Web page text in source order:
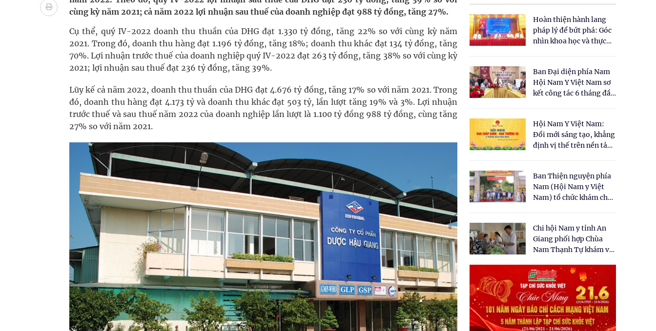
Vương Thành Công: Khi việc học bắt đầu từ trải nghiệm thực tế
Chấn chỉnh hoạt động kinh doanh dược liệu
Giải pháp nâng cao thị lực thời hiện đại
Triển khai đồng bộ các giải pháp quản lý chất lượng thuốc
cùng kỳ năm 2021; cả năm 2022 lợi nhuận sau thuế của doanh nghiệp đạt 988 tỷ đồng, tăng 27%.
Cụ thể, quý IV-2022 doanh thu thuần của DHG đạt 1.330 tỷ đồng, tăng 22% so với cùng kỳ năm
2021. Trong đó, doanh thu hàng đạt 1.196 tỷ đồng, tăng 18%; doanh thu khác đạt 134 tỷ đồng, tăng
70%. Lợi nhuận trước thuế của doanh nghiệp quý IV-2022 đạt 263 tỷ đồng, tăng 38% so với cùng kỳ
2021; lợi nhuận sau thuế đạt 236 tỷ đồng, tăng 39%.
Lũy kế cả năm 2022, doanh thu thuần của DHG đạt 4.676 tỷ đồng, tăng 17% so với năm 2021. Trong
đó, doanh thu hàng đạt 4.173 tỷ và doanh thu khác đạt 503 tỷ, lần lượt tăng 19% và 3%. Lợi nhuận
trước thuế và sau thuế năm 2022 của doanh nghiệp lần lượt là 1.100 tỷ đồng 988 tỷ đồng, cùng tăng
27% so với năm 2021.
Hoàn thiện hành lang
pháp lý để bứt phá: Góc
nhìn khoa học và thực
cho Luật Y dược cổ
truyền Việt Nam"
Ban Đại diện phía Nam
Hội Nam Y Việt Nam sơ
kết công tác 6 tháng đầu
Hội Nam Y Việt Nam:
Đổi mới sáng tạo, khẳng
định vị thế trên nền tảng
Ban Thiện nguyện phía
Nam (Hội Nam y Việt
Nam) tổ chức khám chữa
dân tại xã Tân Tập
Chi hội Nam y tỉnh An
Giang phối hợp Chùa
Nam Thạnh Tự khám và
nhân dân